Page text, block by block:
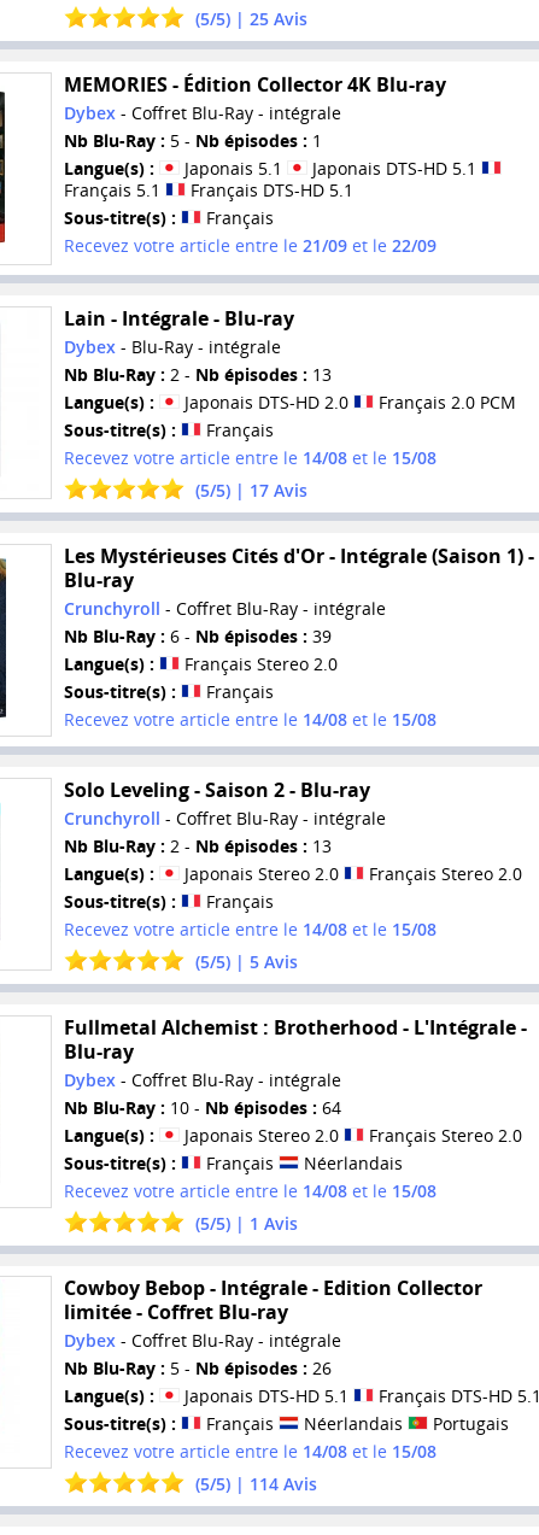
(5/5) | 25Avis
MEMORIES - Édition Collector 4K Blu-ray
Dybex - Coffret Blu-Ray - intégrale
Nb Blu-Ray : 5 - Nb épisodes : 1
Langue(s) :
Japonais 5.1
Japonais DTS-HD 5.1
Français 5.1
Français DTS-HD 5.1
Sous-titre(s) :
Français
Recevez votre article entre le 21/09et le 22/09
Lain - Intégrale - Blu-ray
Dybex- Blu-Ray - intégrale
Nb Blu-Ray : 2 - Nb épisodes : 13
Langue(s) :
Japonais DTS-HD 2.0
Français 2.0 PCM
Sous-titre(s) :
Français
Recevez votre article entre le 14/08et le 15/08
(5/5) | 17Avis
Les Mystérieuses Cités d'Or - Intégrale (Saison 1) -
Blu-ray
Crunchyroll - Coffret Blu-Ray - intégrale
Nb Blu-Ray : 6 - Nb épisodes : 39
Langue(s) :
Français Stereo 2.0
Sous-titre(s) :
Français
Recevez votre article entre le 14/08et le 15/08
Solo Leveling - Saison 2 - Blu-ray
Crunchyroll - Coffret Blu-Ray - intégrale
Nb Blu-Ray : 2 - Nb épisodes : 13
Langue(s) :
Japonais Stereo 2.0
Français Stereo 2.0
Sous-titre(s) :
Français
Recevez votre article entre le 14/08et le 15/08
(5/5) | 5Avis
Fullmetal Alchemist : Brotherhood - L'Intégrale -
Blu-ray
Dybex - Coffret Blu-Ray - intégrale
Nb Blu-Ray : 10 - Nb épisodes : 64
Langue(s) :
Japonais Stereo 2.0
Français Stereo 2.0
Sous-titre(s) :
Français
Néerlandais
Recevez votre article entre le 14/08et le 15/08
(5/5) | 1 Avis
Cowboy Bebop - Intégrale - Edition Collector
limitée - Coffret Blu-ray
Dybex- Coffret Blu-Ray - intégrale
Nb Blu-Ray : 5 - Nb épisodes : 26
Langue(s) :
Japonais DTS-HD 5.1
Français DTS-HD 5.1
Sous-titre(s) :
Français Néerlandais
Portugais
Recevez votre article entre le 14/08et le 15/08
(5/5) | 114Avis